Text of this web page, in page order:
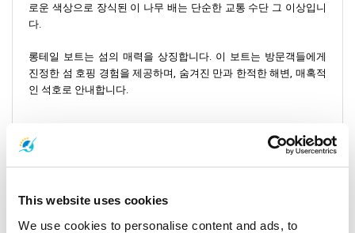
This website uses cookies
We use cookies to personalise content and ads, to
로운 색상으로 장식된 이 나무 배는 단순한 교통 수단 그 이상입니
다.
롱테일 보트는 섬의 매력을 상징합니다. 이 보트는 방문객들에게
진정한 섬 호핑 경험을 제공하며, 숨겨진 만과 한적한 해변, 매혹적
인 석호로 안내합니다.
코란타에서 코피피 섬까지 보트로 이동하기
타 섬 북쪽에 위치해 있으며, 주변에는 현지 카페와 기념품 가게들
이 있습니다.